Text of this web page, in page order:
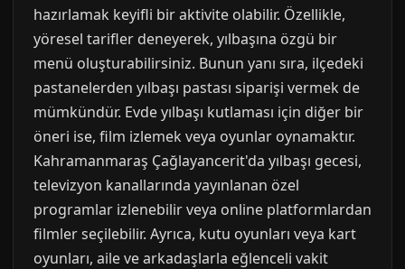
hazırlamak keyifli bir aktivite olabilir. Özellikle,
yöresel tarifler deneyerek, yılbaşına özgü bir
menü oluşturabilirsiniz. Bunun yanı sıra, ilçedeki
pastanelerden yılbaşı pastası siparişi vermek de
mümkündür. Evde yılbaşı kutlaması için diğer bir
öneri ise, film izlemek veya oyunlar oynamaktır.
Kahramanmaraş Çağlayancerit'da yılbaşı gecesi,
televizyon kanallarında yayınlanan özel
programlar izlenebilir veya online platformlardan
filmler seçilebilir. Ayrıca, kutu oyunları veya kart
oyunları, aile ve arkadaşlarla eğlenceli vakit